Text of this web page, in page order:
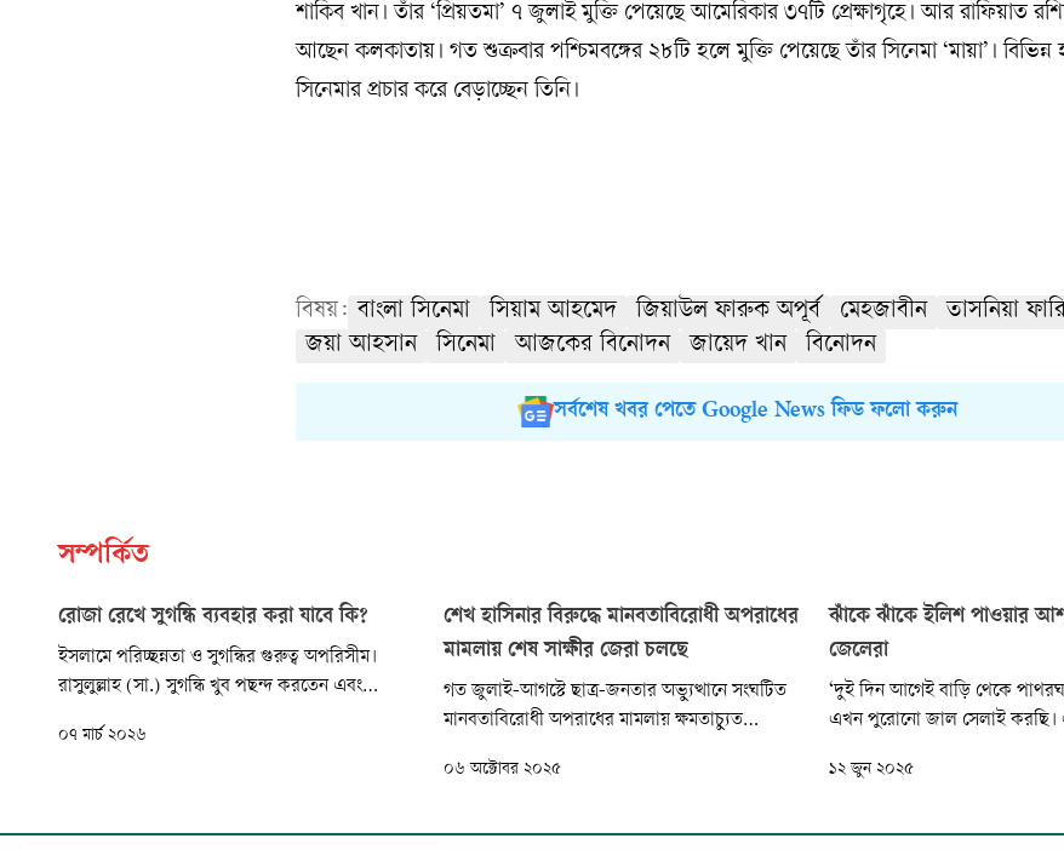
শাকিব খান। তাঁর ‘প্রিয়তমা’ ৭ জুলাই মুক্তি পেয়েছে আমেরিকার ৩৭টি প্রেক্ষাগৃহে। আর রাফিয়াত
আছেন কলকাতায়। গত শুক্রবার পশ্চিমবঙ্গের ২৮টি হলে মুক্তি পেয়েছে তাঁর সিনেমা ‘মায়া’।
সিনেমার প্রচার করে বেড়াচ্ছেন তিনি।
বিষয়: বাংলা সিনেমা সিয়াম আহমেদ জিয়াউল ফারুক অপূর্ব মেহজাবীন
তাসনিয়া
জয়া আহসান
সিনেমা আজকের বিনোদন জায়েদ খান বিনোদন
সর্বশেষ খবর পেতে Google News ফিড ফলো করুন
সম্পর্কিত
রোজা রেখে সুগন্ধি ব্যবহার করা যাবে কি?
ইসলামে পরিচ্ছন্নতা ও সুগন্ধির গুরুত্ব অপরিসীম।
রাসুলুল্লাহ (সা.) সুগন্ধি খুব পছন্দ করতেন এবং
(সা.)-এর বিশেষ অনুরাগ ছিল। তিনি ইরশাদ
আহমাদ: ২২৪৭৮)
০৭ মার্চ ২০২৬
শেখ হাসিনার বিরুদ্ধে মানবতাবিরোধী অপরাধের
মামলায় শেষ সাক্ষীর জেরা চলছে
গত জুলাই-আগস্টে ছাত্র-জনতার অভ্যুত্থানে সংঘটিত
মানবতাবিরোধী অপরাধের মামলায় ক্ষমতাচ্যুত
সর্বশেষ (৫৪ তম) সাক্ষীর জেরা শুরু হয়েছে। এই
ট্রাইব্যুনাল-১-এ।
০৬ অক্টোবর ২০২৫
ঝাঁকে ঝাঁকে ইলিশ পাওয়ার
জেলেরা
‘দুই দিন আগেই বাড়ি থেকে
এখন পুরোনো জাল সেলাই করছি।
যাব, গভীর রাত থেকে জাল
হোসেন আলী। গতকাল বুধবার
১২ জুন ২০২৫